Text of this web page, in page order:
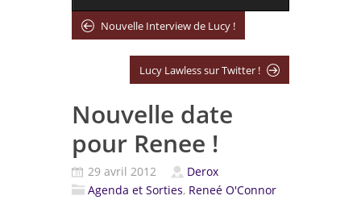
Nouvelle Interview de Lucy !
Lucy Lawless sur Twitter !
Nouvelle date
pour Renee !
29 avril 2012
Derox
Agenda et Sorties, Reneé O'Connor